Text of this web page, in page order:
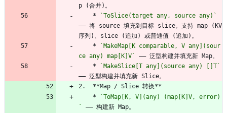
p (合并)。
    *
`ToSlice(target any, source any)`
—— 将 source 填充到目标 slice。支持 map (KV
序列)、slice (追加) 或普通值 (追加)。
    *
`MakeMap[K comparable, V any](sour
ce any) map[K]V`
—— 泛型构建并填充新 Map。
    *
`MakeSlice[T any](source any) []T`
—— 泛型构建并填充新 Slice。
2.  **Map / Slice 转换**
    *
`ToMap[K, V](any) (map[K]V, error)
`
—— 构建新 Map。